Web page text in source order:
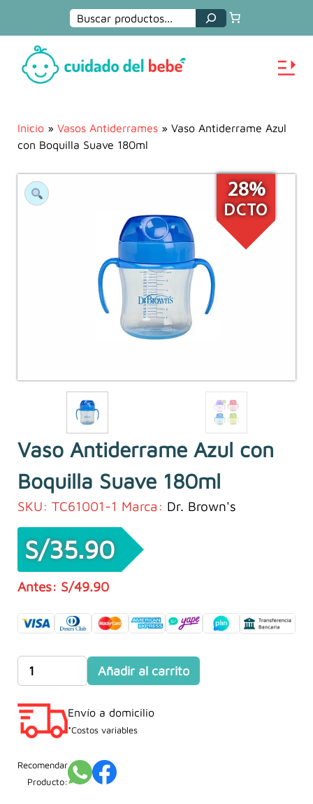
Buscar
Inicio » Vasos Antiderrames » Vaso Antiderrame Azul
con Boquilla Suave 180ml
28%
DCTO
Vaso Antiderrame Azul con
Boquilla Suave 180ml
SKU: TC61001-1 Marca: Dr. Brown's
S/49.90
precio
original
era:
S/49.90.
S/35.90
precio
actual
es:
S/35.90.
Vaso
Antiderrame
con
Boquilla
180ml
cantidad
Añadir al carrito
Envío a domicilio
*Costos variables
Recomendar
Producto: